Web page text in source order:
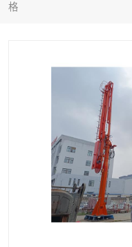
格
装车鹤管
紧急脱离干式接头
汽车鹤管